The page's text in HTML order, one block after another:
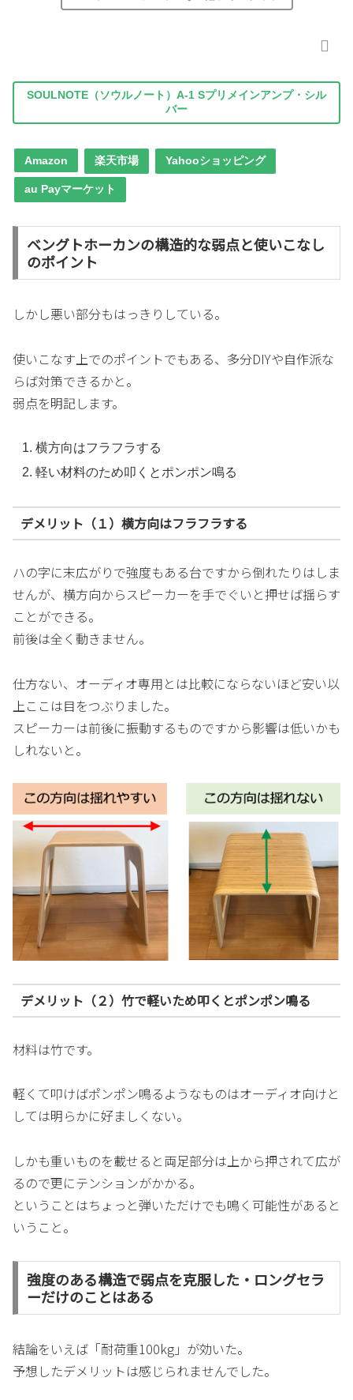
SOULNOTE（ソウルノート）A-1 Sプリメインアンプ・シル
バー
Amazon 楽天市場 Yahooショッピング
au Payマーケット
ベングトホーカンの構造的な弱点と使いこなし
のポイント
しかし悪い部分もはっきりしている。
使いこなす上でのポイントでもある、多分DIYや自作派な
らば対策できるかと。
弱点を明記します。
横方向はフラフラする
軽い材料のため叩くとポンポン鳴る
デメリット（１）横方向はフラフラする
ハの字に末広がりで強度もある台ですから倒れたりはしま
せんが、横方向からスピーカーを手でぐいと押せば揺らす
ことができる。
前後は全く動きません。
仕方ない、オーディオ専用とは比較にならないほど安い以
上ここは目をつぶりました。
スピーカーは前後に振動するものですから影響は低いかも
しれないと。
デメリット（２）竹で軽いため叩くとポンポン鳴る
材料は竹です。
軽くて叩けばポンポン鳴るようなものはオーディオ向けと
しては明らかに好ましくない。
しかも重いものを載せると両足部分は上から押されて広が
るので更にテンションがかかる。
ということはちょっと弾いただけでも鳴く可能性があると
いうこと。
強度のある構造で弱点を克服した・ロングセラ
ーだけのことはある
結論をいえば「耐荷重100kg」が効いた。
予想したデメリットは感じられませんでした。